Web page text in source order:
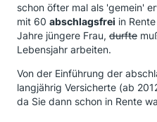
schon öfter mal als 'gemein'
mit 60 abschlagsfrei in
Jahre jüngere Frau, durfte
Lebensjahr arbeiten.
Von der Einführung der
langjährig Versicherte (ab
da Sie dann schon in Rente